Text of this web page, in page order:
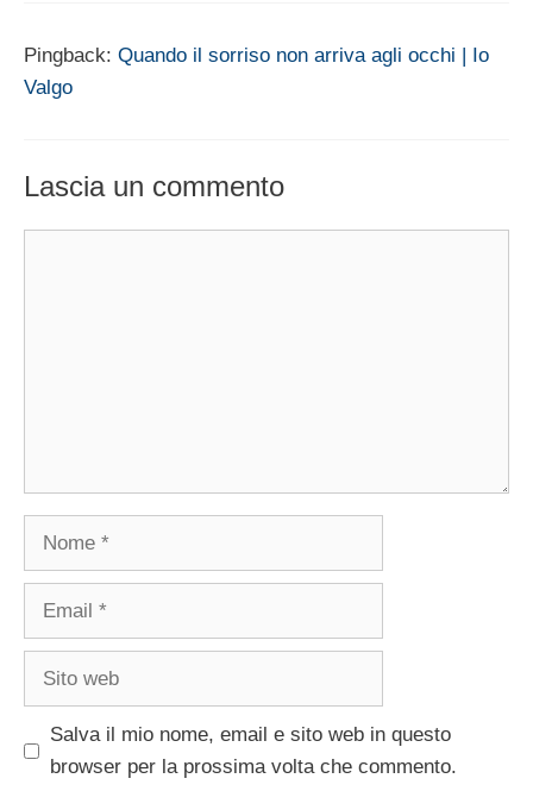
Pingback: Quando il sorriso non arriva agli occhi | Io
Valgo
Lascia un commento
Nome
Email
Sito
Salva il mio nome, email e sito web in questo
browser per la prossima volta che commento.